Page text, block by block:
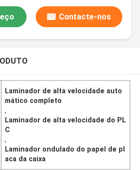
Contacte-nos
Laminador de alta velocidade auto
mático completo
,
Laminador de alta velocidade do PL
C
,
Laminador ondulado do papel de pl
aca da caixa